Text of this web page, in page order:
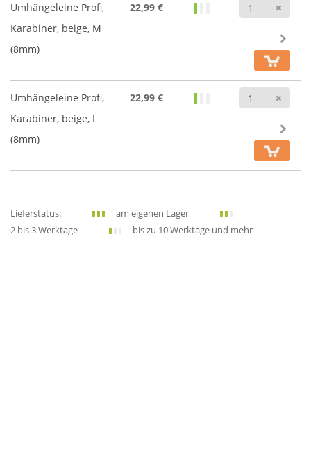
Umhängeleine Profi,
Karabiner, beige, M
(8mm)
22,99 €
Umhängeleine Profi,
Karabiner, beige, L
(8mm)
22,99 €
Lieferstatus:
am eigenen Lager
2 bis 3 Werktage
bis zu 10 Werktage und mehr